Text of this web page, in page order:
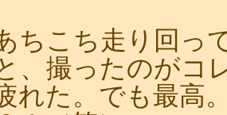
ちこち走り回っ
、撮ったのがコ
れた。でも最高